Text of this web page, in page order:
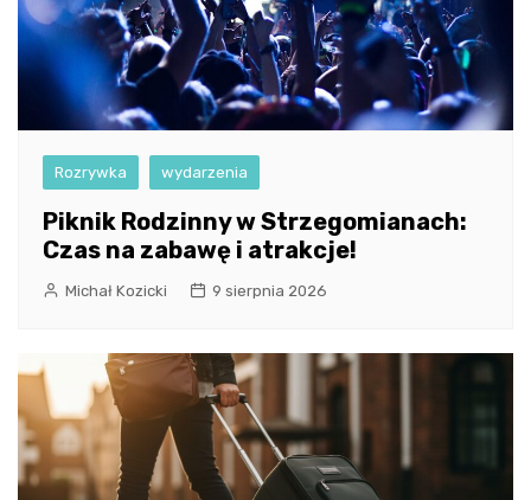
Rozrywka wydarzenia
Piknik Rodzinny w Strzegomianach:
Czas na zabawę i atrakcje!
Michał Kozicki 9 sierpnia 2026